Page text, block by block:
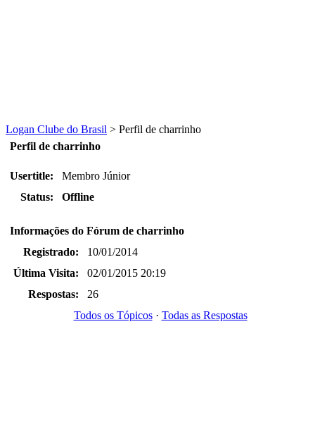
Logan Clube do Brasil > Perfil de charrinho
Perfil de charrinho
Usertitle:
Membro Júnior
Status:
Offline
Informações do Fórum de charrinho
Registrado:
10/01/2014
Última Visita:
02/01/2015 20:19
Respostas:
26
Todos os Tópicos· Todas as Respostas